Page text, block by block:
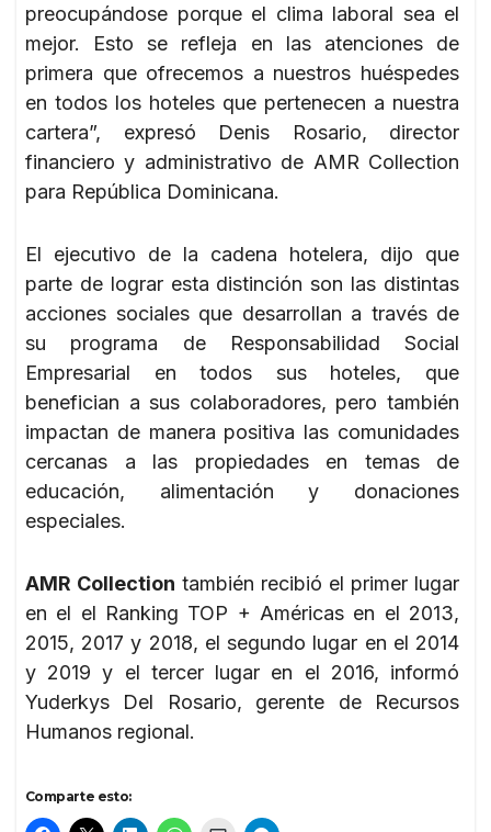
preocupándose porque el clima laboral sea el
mejor. Esto se refleja en las atenciones de
primera que ofrecemos a nuestros huéspedes
en todos los hoteles que pertenecen a nuestra
cartera”, expresó Denis Rosario, director
financiero y administrativo de AMR Collection
para República Dominicana.
El ejecutivo de la cadena hotelera, dijo que
parte de lograr esta distinción son las distintas
acciones sociales que desarrollan a través de
su programa de Responsabilidad Social
Empresarial en todos sus hoteles, que
benefician a sus colaboradores, pero también
impactan de manera positiva las comunidades
cercanas a las propiedades en temas de
educación, alimentación y donaciones
especiales.
AMR Collection también recibió el primer lugar
en el el Ranking TOP + Américas en el 2013,
2015, 2017 y 2018, el segundo lugar en el 2014
y 2019 y el tercer lugar en el 2016, informó
Yuderkys Del Rosario, gerente de Recursos
Humanos regional.
Comparte esto: